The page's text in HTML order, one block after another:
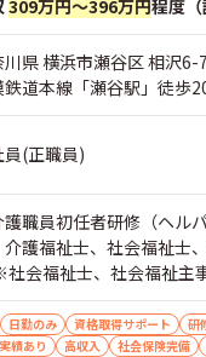
309万円～396万円程度（
川県 横浜市瀬谷区 相沢6-
鉄道本線「瀬谷駅」徒歩
員(正職員)
職員初任者研修（ヘル
護福祉士、社会福祉士
会福祉士、社会福祉主
方歓 ■普通自動車免許
日勤のみ 資格取得サポート
研
績あり
高収入 社会保険完備